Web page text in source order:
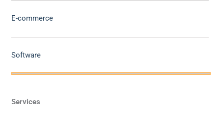
E-commerce
Software
Services